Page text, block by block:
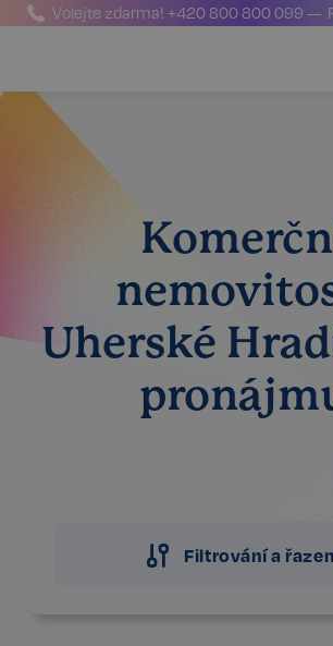
Volejte zdarma!+420 800 800 099 —
Uherské
Filtrování a